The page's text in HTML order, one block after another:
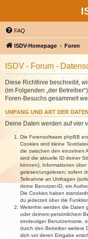
FAQ
ISDV-Homepage Foren
ISDV - Forum -
Diese Richtlinie beschreibt,
(im Folgenden „der
Foren-Besuchs gesammelt
UMFANG UND ART DER
Deine Daten werden auf vier
Die Forensoftware phpBB
Cookies sind kleine
die zwischen den einzelnen
sind die aktuelle ID deiner
können), Informationen
gelesen/ungelesen; sofern
Teilnahme an Umfragen
deine Benutzer-ID, ein
Die Cookies haben
du jederzeit über die
Weiterhin werden die Daten
oder deinem persönlichem
eindeutiger Benutzername,
durch den Betreiber weitere
dich vor deren Eingabe